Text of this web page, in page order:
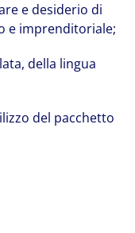
e desiderio di
e imprenditoriale;
della lingua
del pacchetto